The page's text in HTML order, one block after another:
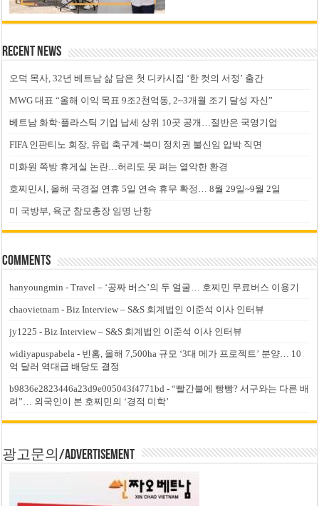
Recent News
오덕 목사, 32년 베트남 삶 담은 첫 디카시집 ‘한 컷의 서정’ 출간
MWG 대표 “올해 이익 목표 9조2천억동, 2~3개월 조기 달성 자신”
베트남 화학·플라스틱 기업 납세 상위 10곳 공개…절반은 국영기업
FIFA 인판티노 회장, 유럽 축구계·북미 정치권 불신임 압박 직면
미화원 쪽방 휴게실 논란…허리도 못 펴는 열악한 환경
호찌민시, 올해 국경절 연휴 5일 연속 휴무 확정… 8월 29일~9월 2일
미 국방부, 육군 참모총장 임명 난항
Comments
hanyoungmin -Travel – ‘공짜 버스’의 두 얼굴… 호찌민 무료버스 이용기
chaovietnam -Biz Interview – S&S 회계법인 이준석 이사 인터뷰
jy1225 -Biz Interview – S&S 회계법인 이준석 이사 인터뷰
widiyapuspabela - 빈홈, 올해 7,500ha 규모 ‘3대 메가 프로젝트’ 분양… 10
억 달러 역대급 배당도 결정
b9836e2823446a23d9e005043f4771bd -“빨간불에 빵빵? 서구와는 다른 배
려”… 외국인이 본 호찌민의 ‘경적 미학’
광고문의/Advertisement